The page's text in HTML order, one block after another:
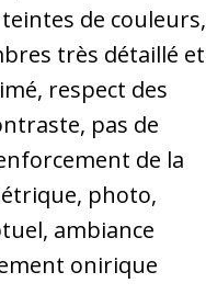
de couleurs,
très détaillé et
respect des
pas de
de la
photo,
ambiance
onirique